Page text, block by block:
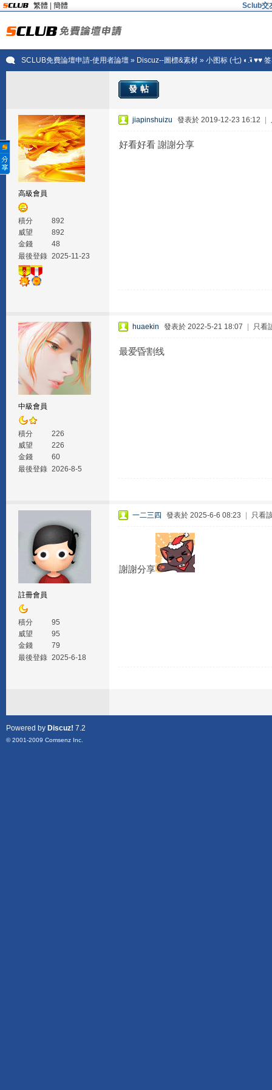
繁體 簡體 Sclub交
SCLUB免費論壇申請-使用者論壇» Discuz--圖標&素材» 小图标 (七) ◐.̃◐♥♥
發帖
高級會員
積分
892
威望
892
金錢
48
最後登錄 2025-11-23
jiapinshuizu 發表於 2019-12-23 16:12
好看好看 謝謝分享
中級會員
積分
226
威望
226
金錢
60
最後登錄 2026-8-5
huaekin 發表於 2022-5-21 18:07 只看
最爱昏割线
註冊會員
積分
95
威望
95
金錢
79
最後登錄 2025-6-18
一二三四 發表於 2025-6-6 08:23 只看
謝謝分享
Powered by Discuz! 7.2
© 2001-2009 Comsenz Inc.